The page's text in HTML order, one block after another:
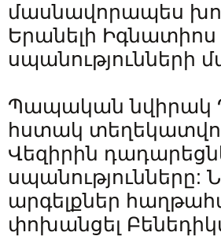
մասնավորապես
Երանելի
սպանությունների
Պապական նվիրակ
հստակ
Վեզիրին
սպանությունները:
արգելքներ
փոխանցել